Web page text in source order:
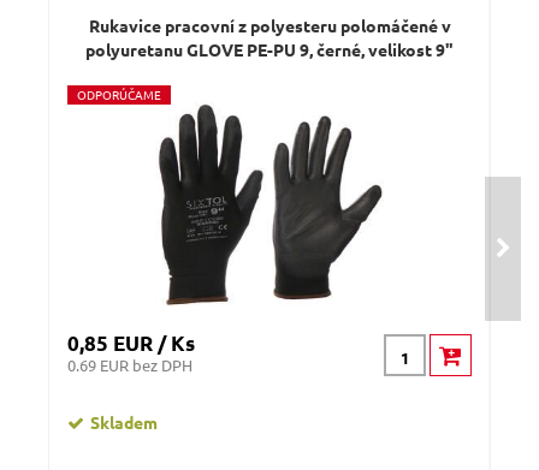
Rukavice pracovní z polyesteru polomáčené v
polyuretanu GLOVE PE-PU 9, černé, velikost 9"
ODPORÚČAME
0,85 EUR / Ks
0.69 EUR bez DPH
Skladem